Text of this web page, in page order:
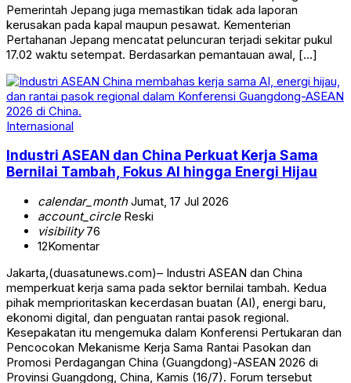
Pemerintah Jepang juga memastikan tidak ada laporan
kerusakan pada kapal maupun pesawat. Kementerian
Pertahanan Jepang mencatat peluncuran terjadi sekitar pukul
17.02 waktu setempat. Berdasarkan pemantauan awal, […]
Internasional
Industri ASEAN dan China Perkuat Kerja Sama
Bernilai Tambah, Fokus AI hingga Energi Hijau
calendar_monthJumat, 17 Jul 2026
account_circleReski
visibility76
12Komentar
Jakarta,(duasatunews.com)– Industri ASEAN dan China
memperkuat kerja sama pada sektor bernilai tambah. Kedua
pihak memprioritaskan kecerdasan buatan (AI), energi baru,
ekonomi digital, dan penguatan rantai pasok regional.
Kesepakatan itu mengemuka dalam Konferensi Pertukaran dan
Pencocokan Mekanisme Kerja Sama Rantai Pasokan dan
Promosi Perdagangan China (Guangdong)-ASEAN 2026 di
Provinsi Guangdong, China, Kamis (16/7). Forum tersebut